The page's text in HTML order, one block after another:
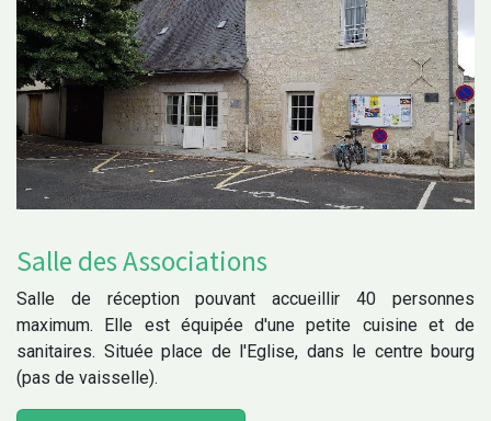
Salle des Associations
Salle de réception pouvant accueillir 40 personnes
maximum. Elle est équipée d'une petite cuisine et de
sanitaires. Située place de l'Eglise, dans le centre bourg
(pas de vaisselle).